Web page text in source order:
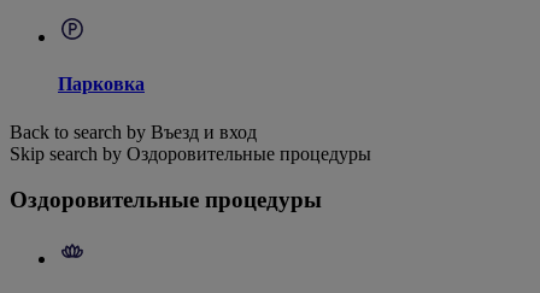
Парковка
Back to search by Въезд и вход
Skip search by Оздоровительные процедуры
Оздоровительные процедуры